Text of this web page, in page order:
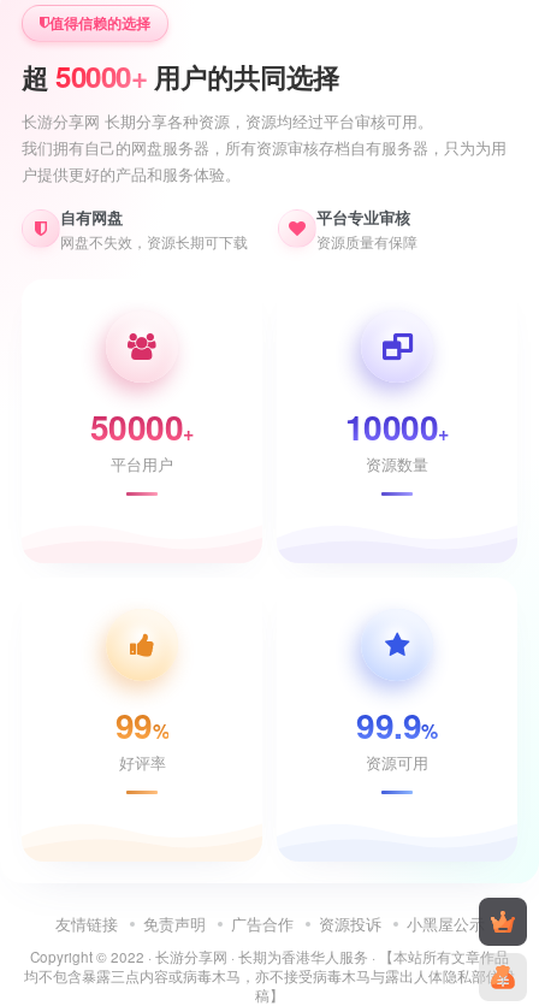
值得信赖的选择
超 50000+ 用户的共同选择
长游分享网 长期分享各种资源，资源均经过平台审核可用。
我们拥有自己的网盘服务器，所有资源审核存档自有服务器，只为为用
户提供更好的产品和服务体验。
自有网盘
网盘不失效，资源长期可下载
平台专业审核
资源质量有保障
50000+
平台用户
10000+
资源数量
99%
好评率
99.9%
资源可用
友情链接 免责声明 广告合作 资源投诉 小黑屋公示
Copyright © 2022 · 长游分享网 · 长期为香港华人服务 · 【本站所有文章作品
均不包含暴露三点内容或病毒木马，亦不接受病毒木马与露出人体隐私部位投
稿】